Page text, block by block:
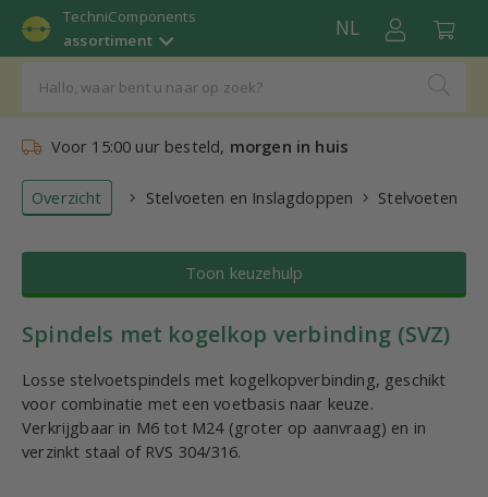
TechniComponents
assortiment
NL
Voor 15:00 uur besteld, morgen in huis
Overzicht Stelvoeten en Inslagdoppen Stelvoeten
Toon keuzehulp
Spindels met kogelkop verbinding (SVZ)
Losse stelvoetspindels met kogelkopverbinding, geschikt
voor combinatie met een voetbasis naar keuze.
Verkrijgbaar in M6 tot M24 (groter op aanvraag) en in
verzinkt staal of RVS 304/316.